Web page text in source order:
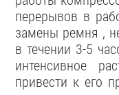
перерывов в
замены ремня ,
в течении 3-5
интенсивное
привести к его